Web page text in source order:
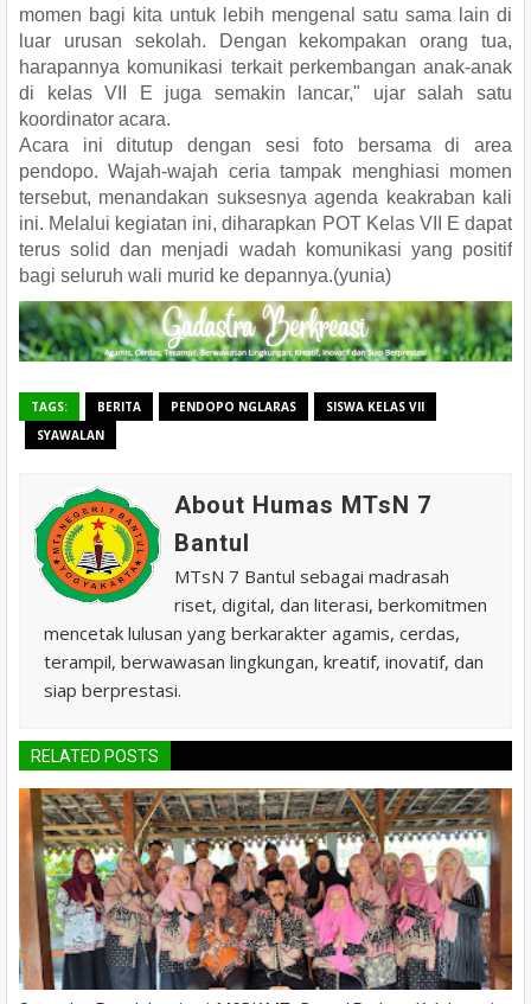
momen bagi kita untuk lebih mengenal satu sama lain di
luar urusan sekolah. Dengan kekompakan orang tua,
harapannya komunikasi terkait perkembangan anak-anak
di kelas VII E juga semakin lancar," ujar salah satu
koordinator acara.
​Acara ini ditutup dengan sesi foto bersama di area
pendopo. Wajah-wajah ceria tampak menghiasi momen
tersebut, menandakan suksesnya agenda keakraban kali
ini. Melalui kegiatan ini, diharapkan POT Kelas VII E dapat
terus solid dan menjadi wadah komunikasi yang positif
bagi seluruh wali murid ke depannya.(yunia)
TAGS: BERITA PENDOPO NGLARAS
SISWA KELAS VII
SYAWALAN
About Humas MTsN 7
Bantul
MTsN 7 Bantul sebagai madrasah
riset, digital, dan literasi, berkomitmen
mencetak lulusan yang berkarakter agamis, cerdas,
terampil, berwawasan lingkungan, kreatif, inovatif, dan
siap berprestasi.
RELATED POSTS